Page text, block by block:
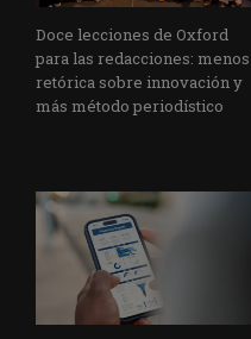
Doce lecciones de Oxford
para las redacciones: menos
retórica sobre innovación y
más método periodístico